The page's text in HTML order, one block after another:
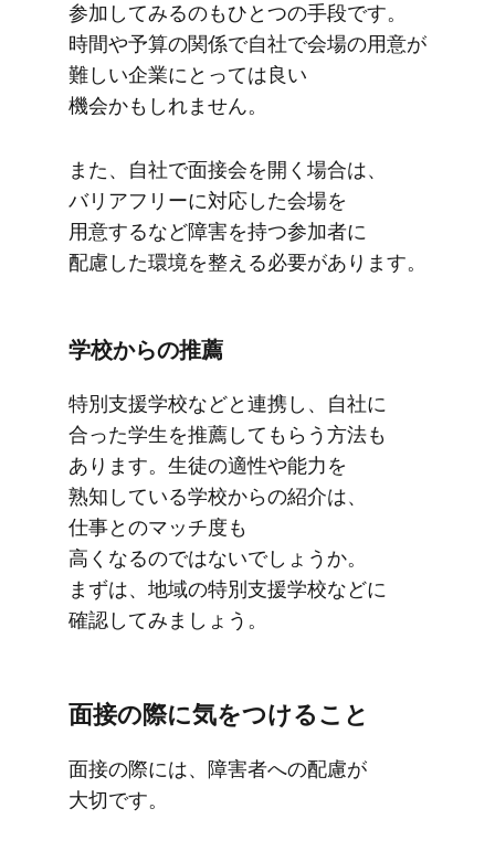
参加してみるのも​ひとつの​手段です。​
時間や​予算の​関係で​自社で​会場の​用意が​
難しい​企業に​とっては​良い​
機会かもしれません。
また、​自社で​面接会を​開く​場合は、​
バリアフリーに​対応した​会場を​
用意するなど​障害を​持つ参加者に​
配慮した​環境を​整える​必要が​あります。
学校からの​推薦
特別支援学校などと​連携し、​自社に​
合った​学生を​推薦して​もらう方​法も​
あります。​生徒の​適性や能力を​
熟知している​学校からの​紹介は、​
仕事との​マッチ度も​
高くなるのではないでしょうか。​
まずは、​地域の​特別支援学校などに​
確認してみましょう。
面接の​際に​気を​つける​こと
面接の​際には、​障害者への​配慮が​
大切です。